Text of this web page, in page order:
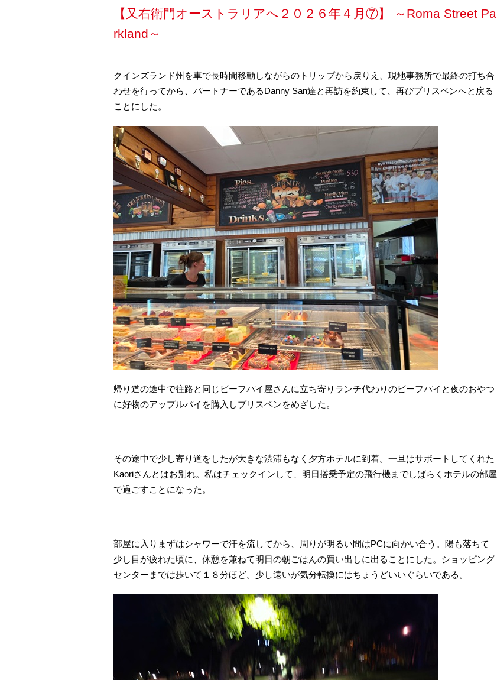
【又右衛門オーストラリアへ２０２６年４月⑦】 ～Roma Street Pa
rkland～
クインズランド州を車で長時間移動しながらのトリップから戻りえ、現地事務所で最終の打ち合
わせを行ってから、パートナーであるDanny San達と再訪を約束して、再びブリスベンへと戻る
ことにした。
帰り道の途中で往路と同じビーフパイ屋さんに立ち寄りランチ代わりのビーフパイと夜のおやつ
に好物のアップルパイを購入しブリスベンをめざした。
その途中で少し寄り道をしたが大きな渋滞もなく夕方ホテルに到着。一旦はサポートしてくれた
Kaoriさんとはお別れ。私はチェックインして、明日搭乗予定の飛行機までしばらくホテルの部屋
で過ごすことになった。
部屋に入りまずはシャワーで汗を流してから、周りが明るい間はPCに向かい合う。陽も落ちて
少し目が疲れた頃に、休憩を兼ねて明日の朝ごはんの買い出しに出ることにした。ショッピング
センターまでは歩いて１８分ほど。少し遠いが気分転換にはちょうどいいぐらいである。